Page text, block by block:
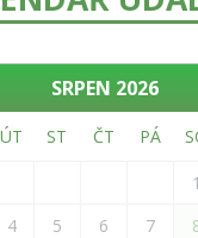
SRPEN 2026
ÚT ST ČT PÁ
1
4 5 6 7